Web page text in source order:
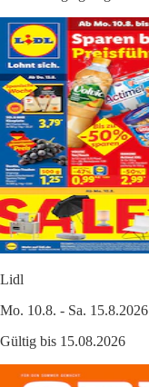
Lidl
Mo. 10.8. - Sa. 15.8.2026
Gültig bis 15.08.2026